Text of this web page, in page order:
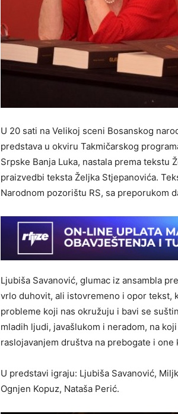
U 20 sati na Velikoj sceni Bosanskog
predstava u okviru Takmičarskog
Srpske Banja Luka, nastala prema tekstu
praizvedbi teksta Željka Stjepanovića.
Narodnom pozorištu RS, sa preporukom
Ljubiša Savanović, glumac iz ansambla
vrlo duhovit, ali istovremeno i opor tekst,
probleme koji nas okružuju i bavi se
mladih ljudi, javašlukom i neradom, na
raslojavanjem društva na prebogate i one
U predstavi igraju: Ljubiša Savanović,
Ognjen Kopuz, Nataša Perić.